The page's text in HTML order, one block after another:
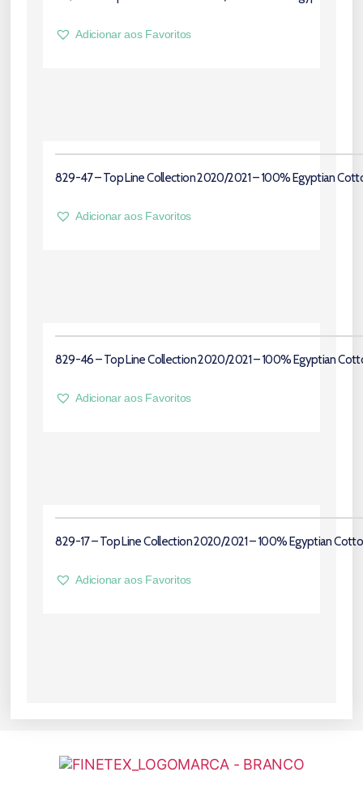
Adicionar aos Favoritos
829-47 – Top Line Collection 2020/2021 – 100% Egyptian
Adicionar aos Favoritos
829-46 – Top Line Collection 2020/2021 – 100% Egyptian
Adicionar aos Favoritos
829-17 – Top Line Collection 2020/2021 – 100% Egyptian
Adicionar aos Favoritos